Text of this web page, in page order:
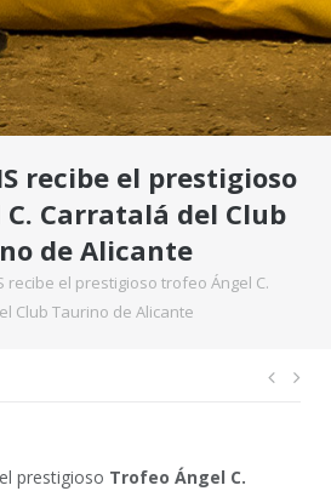
recibe el prestigioso
Carratalá del Club
de Alicante
recibe el prestigioso trofeo Ángel C.
Club Taurino de Alicante
prestigioso Trofeo Ángel C.